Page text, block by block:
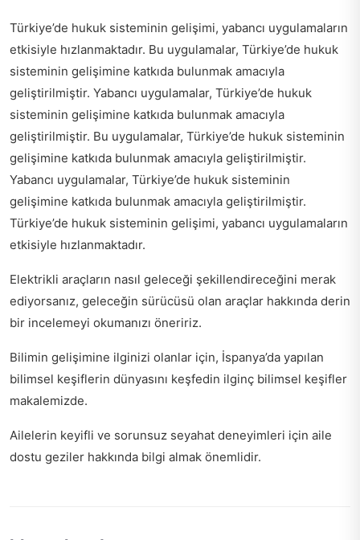
Türkiye’de hukuk sisteminin gelişimi, yabancı uygulamaların
etkisiyle hızlanmaktadır. Bu uygulamalar, Türkiye’de hukuk
sisteminin gelişimine katkıda bulunmak amacıyla
geliştirilmiştir. Yabancı uygulamalar, Türkiye’de hukuk
sisteminin gelişimine katkıda bulunmak amacıyla
geliştirilmiştir. Bu uygulamalar, Türkiye’de hukuk sisteminin
gelişimine katkıda bulunmak amacıyla geliştirilmiştir.
Yabancı uygulamalar, Türkiye’de hukuk sisteminin
gelişimine katkıda bulunmak amacıyla geliştirilmiştir.
Türkiye’de hukuk sisteminin gelişimi, yabancı uygulamaların
etkisiyle hızlanmaktadır.
Elektrikli araçların nasıl geleceği şekillendireceğini merak
ediyorsanız, geleceğin sürücüsü olan araçlar hakkında derin
bir incelemeyi okumanızı öneririz.
Bilimin gelişimine ilginizi olanlar için, İspanya’da yapılan
bilimsel keşiflerin dünyasını keşfedin ilginç bilimsel keşifler
makalemizde.
Ailelerin keyifli ve sorunsuz seyahat deneyimleri için aile
dostu geziler hakkında bilgi almak önemlidir.